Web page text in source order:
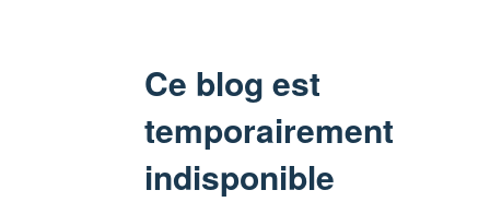
Ce blog est
temporairement
indisponible